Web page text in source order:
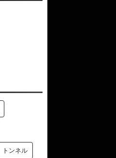
トンネル